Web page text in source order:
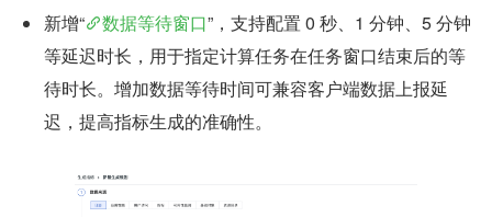
新增“ 数据等待窗口”，支持配置 0 秒、1 分钟、5 分钟
等延迟时长，用于指定计算任务在任务窗口结束后的等
待时长。增加数据等待时间可兼容客户端数据上报延
迟，提高指标生成的准确性。